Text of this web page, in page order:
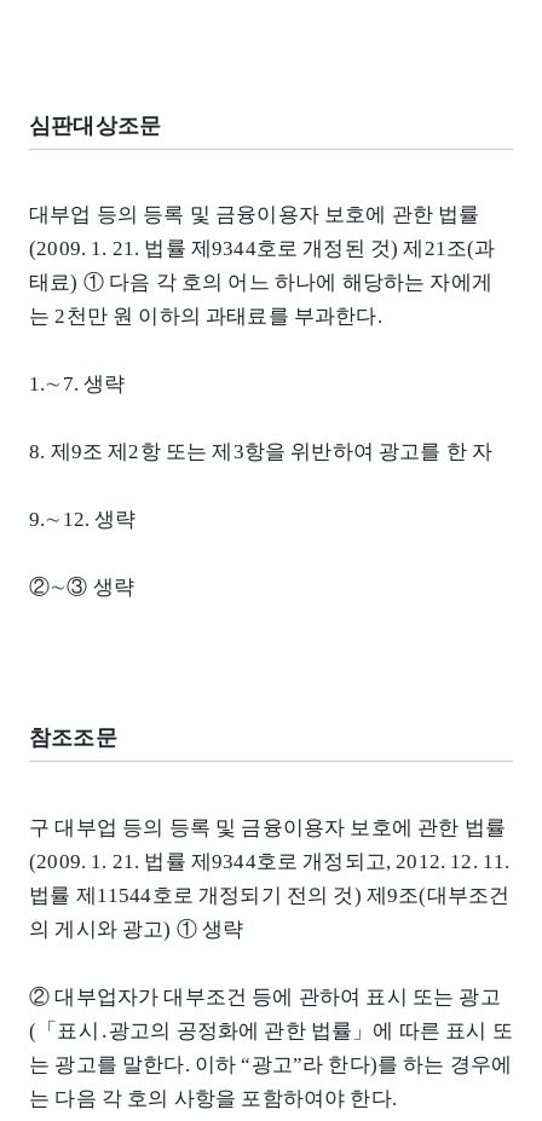
심판대상조문
대부업 등의 등록 및 금융이용자 보호에 관한 법률
(2009. 1. 21. 법률 제9344호로 개정된 것) 제21조(과
태료) ① 다음 각 호의 어느 하나에 해당하는 자에게
는 2천만 원 이하의 과태료를 부과한다.
1.∼7. 생략
8. 제9조 제2항 또는 제3항을 위반하여 광고를 한 자
9.∼12. 생략
②∼③ 생략
참조조문
구 대부업 등의 등록 및 금융이용자 보호에 관한 법률
(2009. 1. 21. 법률 제9344호로 개정되고, 2012. 12. 11.
법률 제11544호로 개정되기 전의 것) 제9조(대부조건
의 게시와 광고) ① 생략
② 대부업자가 대부조건 등에 관하여 표시 또는 광고
(「표시․광고의 공정화에 관한 법률」에 따른 표시 또
는 광고를 말한다. 이하 “광고”라 한다)를 하는 경우에
는 다음 각 호의 사항을 포함하여야 한다.